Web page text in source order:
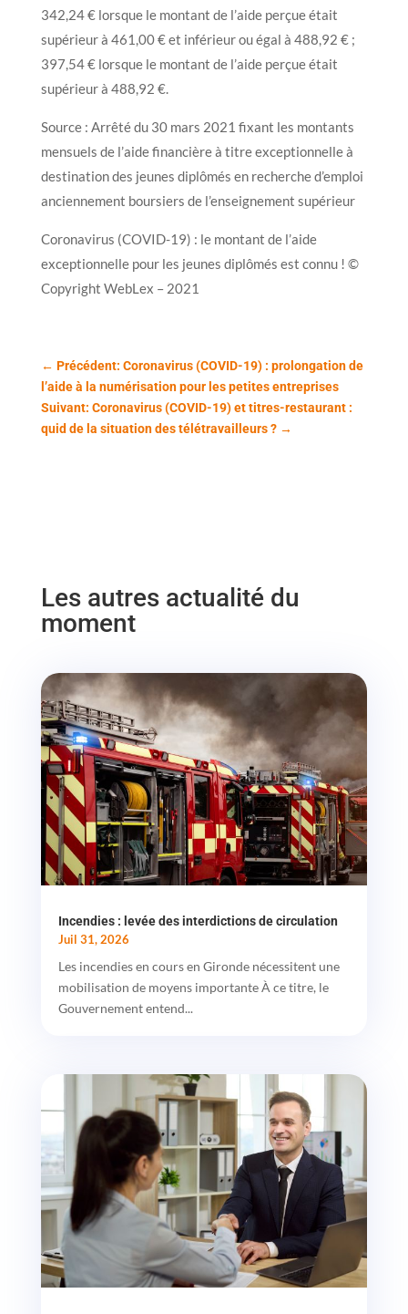
342,24 € lorsque le montant de l’aide perçue était
supérieur à 461,00 € et inférieur ou égal à 488,92 € ;
397,54 € lorsque le montant de l’aide perçue était
supérieur à 488,92 €.
Source : Arrêté du 30 mars 2021 fixant les montants
mensuels de l’aide financière à titre exceptionnelle à
destination des jeunes diplômés en recherche d’emploi
anciennement boursiers de l’enseignement supérieur
Coronavirus (COVID-19) : le montant de l’aide
exceptionnelle pour les jeunes diplômés est connu ! ©
Copyright WebLex – 2021
← Précédent: Coronavirus (COVID-19) : prolongation de
l’aide à la numérisation pour les petites entreprises
Suivant: Coronavirus (COVID-19) et titres-restaurant :
quid de la situation des télétravailleurs ?→
Les autres actualité du
moment
Incendies : levée des interdictions de circulation
Juil 31, 2026
Les incendies en cours en Gironde nécessitent une
mobilisation de moyens importante À ce titre, le
Gouvernement entend...